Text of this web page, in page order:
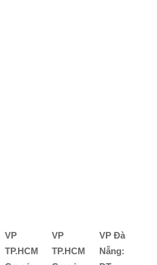
VP
TP.HCM
VP
TP.HCM
VP Đà
Nẵng: